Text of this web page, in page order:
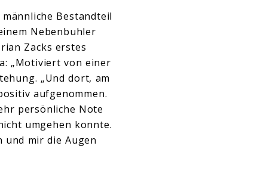
Bestandteil
Nebenbuhler
Zacks erstes
„Motiviert von einer
„Und dort, am
aufgenommen.
persönliche Note
umgehen konnte.
und mir die Augen